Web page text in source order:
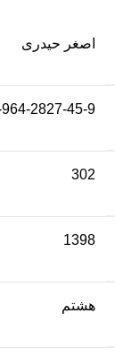
اصغر حیدری
2827-45-9
302
1398
هشتم